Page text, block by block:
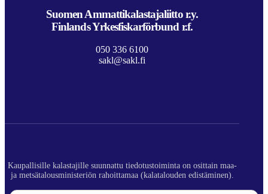
Suomen Ammattikalastajaliitto r.y.
Finlands Yrkesfiskarförbund r.f.
050 336 6100
sakl@sakl.fi
Kaupallisille kalastajille suunnattu tiedotustoiminta on osittain maa-
ja metsätalousministeriön rahoittamaa (kalatalouden edistäminen).